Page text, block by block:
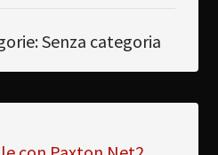
Senza categoria